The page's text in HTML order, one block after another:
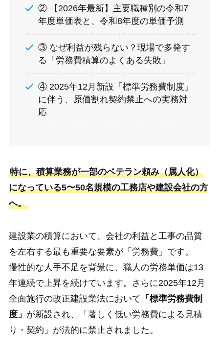
② 【2026年最新】主要職種別の令和7
年度単価表と、令和8年度の単価予測
③ なぜ利益が残らない？現場で多発す
る「労務費積算のよくある失敗」
④ 2025年12月新設「標準労務費制度」
に伴う、原価割れ契約禁止への実務対
応
特に、積算業務が一部のベテラン頼み（属人化）
になっている5〜50名規模の工務店や建設会社の方
へ。
建設業の積算において、会社の利益と工事の品質
を左右する最も重要な要素が「労務費」です。
慢性的な人手不足を背景に、職人の労務単価は13
年連続で上昇を続けています。さらに2025年12月
全面施行の改正建設業法において 「標準労務費制
度」 が新設され、「著しく低い労務費による見積
り・契約」が法的に禁止されました。